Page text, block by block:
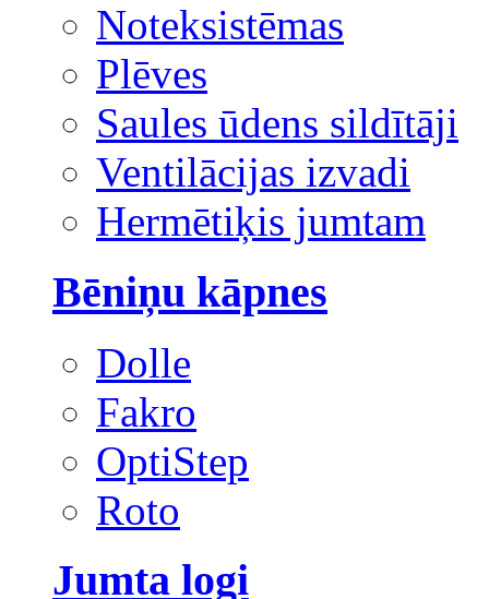
Noteksistēmas
Plēves
Saules ūdens sildītāji
Ventilācijas izvadi
Hermētiķis jumtam
Bēniņu kāpnes
Dolle
Fakro
OptiStep
Roto
Jumta logi